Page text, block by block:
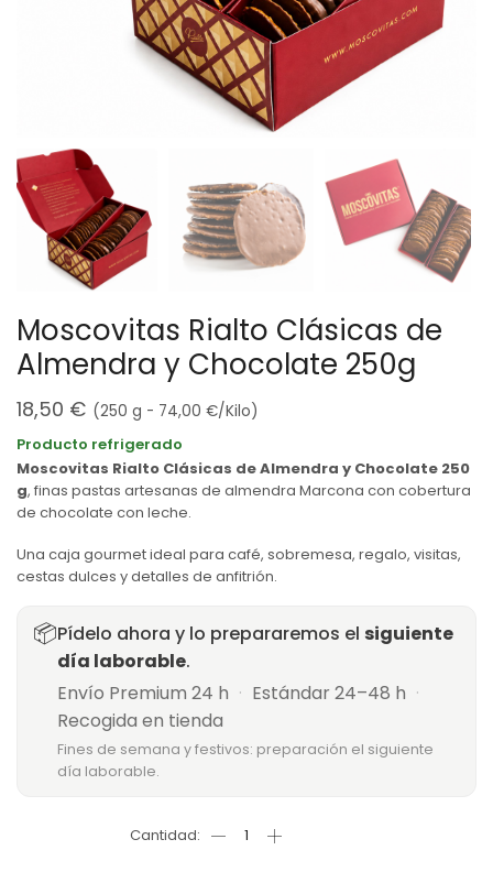
Moscovitas Rialto Clásicas de
Almendra y Chocolate 250g
18,50 € (250 g - 74,00 €/Kilo)
Producto refrigerado
Moscovitas Rialto Clásicas de Almendra y Chocolate 250
g, finas pastas artesanas de almendra Marcona con cobertura
de chocolate con leche.
Una caja gourmet ideal para café, sobremesa, regalo, visitas,
cestas dulces y detalles de anfitrión.
📦Pídelo ahora y lo prepararemos el siguiente
día laborable.
Envío Premium 24 h · Estándar 24–48 h ·
Recogida en tienda
Fines de semana y festivos: preparación el siguiente
día laborable.